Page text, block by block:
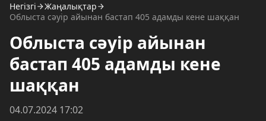
Негізгі
Жаңалықтар
Облыста сәуір айынан бастап 405 адамды кене шаққан
Облыста сәуір айынан
бастап 405 адамды кене
шаққан
04.07.2024 17:02